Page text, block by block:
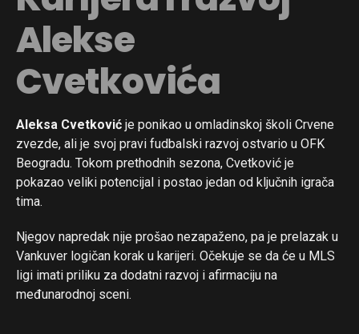
Alekse
Cvetkovića
Aleksa Cvetković je ponikao u omladinskoj školi Crvene
zvezde, ali je svoj pravi fudbalski razvoj ostvario u OFK
Beogradu. Tokom prethodnih sezona, Cvetković je
pokazao veliki potencijal i postao jedan od ključnih igrača
tima.
Njegov napredak nije prošao nezapaženo, pa je prelazak u
Vankuver logičan korak u karijeri. Očekuje se da će u MLS
ligi imati priliku za dodatni razvoj i afirmaciju na
međunarodnoj sceni.